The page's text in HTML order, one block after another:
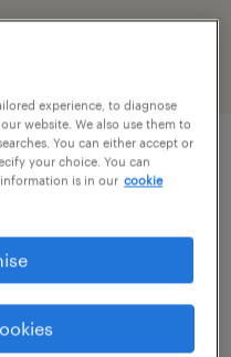
1 zmiana pon-pt, w
Lokalizacja:
produkcyjna w
experience, to diagnose
website. We also use them to
You can either accept or
your choice. You can
is in our cookie